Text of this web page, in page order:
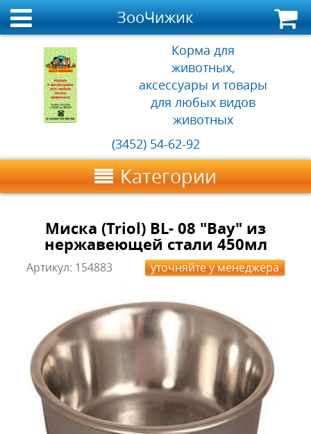
ЗооЧижик
Корма для
животных,
аксессуары и товары
для любых видов
животных
(3452) 54-62-92
Категории
Миска (Triol) BL- 08 "Вау" из
нержавеющей стали 450мл
Артикул: 154883 уточняйте у менеджера